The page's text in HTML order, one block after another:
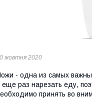
жовтня 2020
- одна из самых
еще раз нарезать еду,
принять во